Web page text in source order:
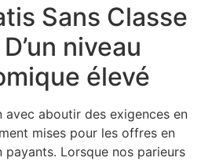
Sans Classe
niveau
élevé
avec aboutir des exigences en
mises pour les offres en
Lorsque nos parieurs